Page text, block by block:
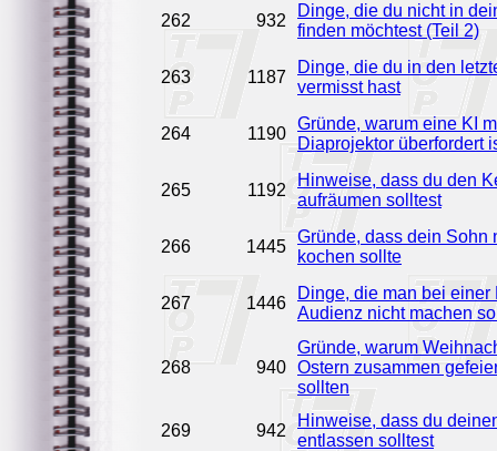
262 932
Dinge, die du nicht in
finden möchtest (Teil 2)
263 1187
Dinge, die du in den
vermisst hast
264 1190
Gründe, warum eine KI
Diaprojektor überfordert
265 1192
Hinweise, dass du den
aufräumen solltest
266 1445
Gründe, dass dein Sohn
kochen sollte
267 1446
Dinge, die man bei einer
Audienz nicht machen
268 940
Gründe, warum
Ostern zusammen
sollten
269 942
Hinweise, dass du
entlassen solltest